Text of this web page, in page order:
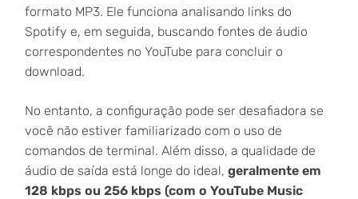
formato MP3. Ele funciona analisando links do
Spotify e, em seguida, buscando fontes de áudio
correspondentes no YouTube para concluir o
download.
No entanto, a configuração pode ser desafiadora se
você não estiver familiarizado com o uso de
comandos de terminal. Além disso, a qualidade de
áudio de saída está longe do ideal, geralmente em
128 kbps ou 256 kbps (com o YouTube Music